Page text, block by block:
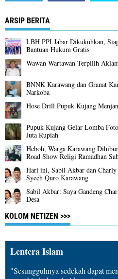
ARSIP BERITA
LBH PPI Jabar Dikukuhkan,
Bantuan Hukum Gratis
Wawan Wartawan Terpilih
BNNK Karawang dan Granat
Narkoba
Hose Drill Pupuk Kujang
Pupuk Kujang Gelar Lomba
Juta Rupiah
Heboh, Warga Karawang
Road Show Religi Ramadhan
Hari ini, Sabil Akbar dan
Syech Quro Karawang
Sabil Akbar: Saya Gandeng
Desa
KOLOM NETIZEN >>>
Lentera Islam
"Sesungguhnya sedekah dapat